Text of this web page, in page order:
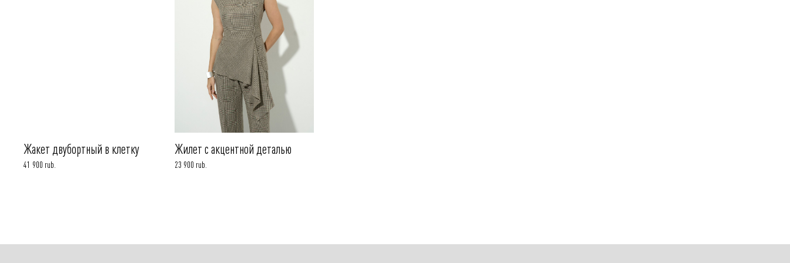
Жакет двубортный в клетку
41 900 rub.
Жилет с акцентной деталью
23 900 rub.